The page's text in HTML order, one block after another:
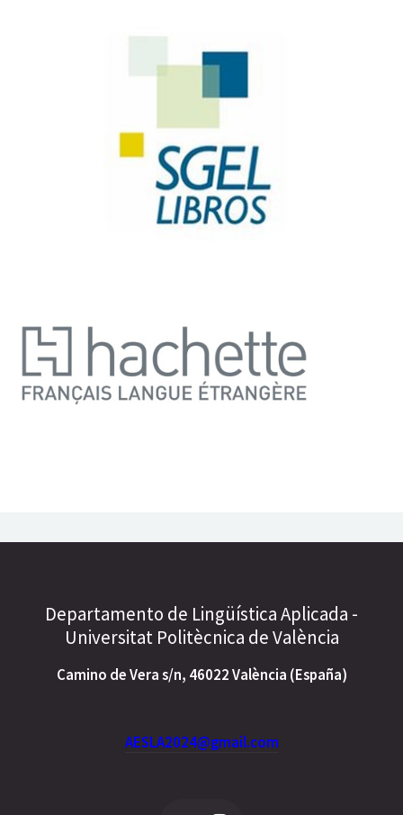
Departamento de Lingüística Aplicada -
Universitat Politècnica de València
Camino de Vera s/n, 46022 València (España)
AESLA2024@gmail.com